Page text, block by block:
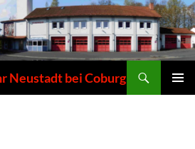
Neustadt bei Coburg